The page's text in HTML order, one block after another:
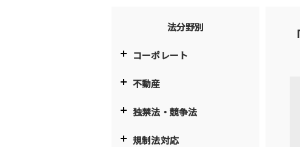
法分野別
コーポレート
不動産
独禁法・競争法
規制法対応